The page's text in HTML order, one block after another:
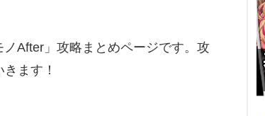
After」攻略まとめページです。攻
ます！